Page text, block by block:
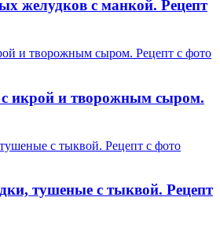
желудков с манкой. Рецепт
и творожным сыром. Рецепт с фото
икрой и творожным сыром.
с тыквой. Рецепт с фото
тушеные с тыквой. Рецепт